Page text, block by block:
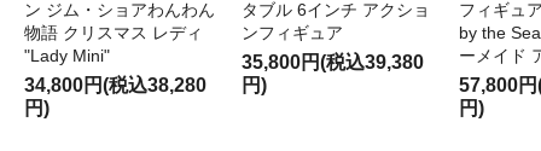
ン ジム・ショアわんわん
物語 クリスマス レディ
"Lady Mini"
34,800円(税込38,280
円)
タブル 6インチ アクショ
ンフィギュア
35,800円(税込39,380
円)
フィギュ
by the
ーメイド
57,800
円)